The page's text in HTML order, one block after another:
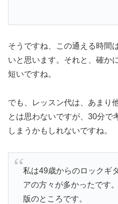
そうですね、この通える時間
いと思います。それと、確か
短いですね。
でも、レッスン代は、あまり
とは思わないですが、30分で
しまうかもしれないですね。
私は49歳からのロックギ
アの方々が多かったです
版のところです。